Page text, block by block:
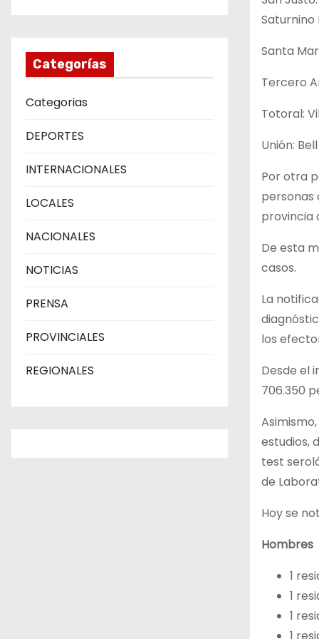
Categorías
Categorias
DEPORTES
INTERNACIONALES
LOCALES
NACIONALES
NOTICIAS
PRENSA
PROVINCIALES
REGIONALES
Saturnino
Santa
Tercero
Totoral:
Unión:
Por otra
personas
provincia
De esta
casos.
La
los
Desde el
706.350
estudios,
test
de
Hoy se
Hombres
1
1
1